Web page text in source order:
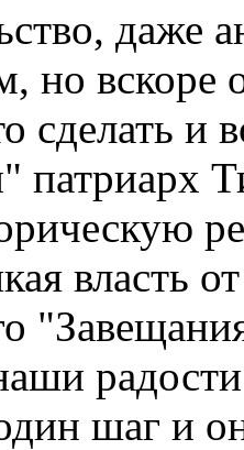
даже
но вскоре
сделать и
патриарх
власть
шаг и